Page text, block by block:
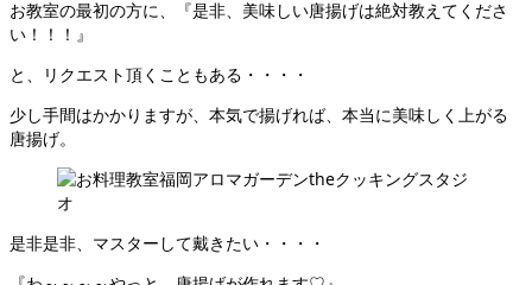
お教室の最初の方に、『是非、美味しい唐揚げは絶対教えてくださ
い！！！』
と、リクエスト頂くこともある・・・・
少し手間はかかりますが、本気で揚げれば、本当に美味しく上がる
唐揚げ。
是非是非、マスターして戴きたい・・・・